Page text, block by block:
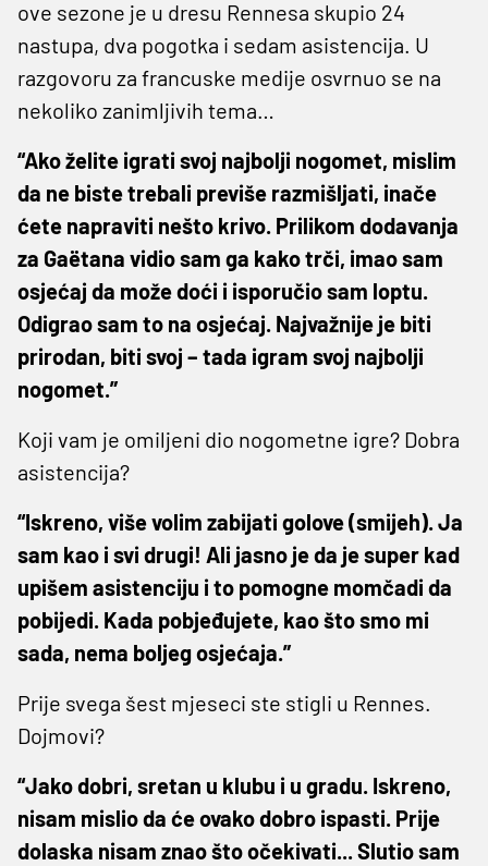
ove sezone je u dresu Rennesa skupio 24
nastupa, dva pogotka i sedam asistencija. U
razgovoru za francuske medije osvrnuo se na
nekoliko zanimljivih tema…
“Ako želite igrati svoj najbolji nogomet, mislim
da ne biste trebali previše razmišljati, inače
ćete napraviti nešto krivo. Prilikom dodavanja
za Gaëtana vidio sam ga kako trči, imao sam
osjećaj da može doći i isporučio sam loptu.
Odigrao sam to na osjećaj. Najvažnije je biti
prirodan, biti svoj – tada igram svoj najbolji
nogomet.”
Koji vam je omiljeni dio nogometne igre? Dobra
asistencija?
“Iskreno, više volim zabijati golove (smijeh). Ja
sam kao i svi drugi! Ali jasno je da je super kad
upišem asistenciju i to pomogne momčadi da
pobijedi. Kada pobjeđujete, kao što smo mi
sada, nema boljeg osjećaja.”
Prije svega šest mjeseci ste stigli u Rennes.
Dojmovi?
“Jako dobri, sretan u klubu i u gradu. Iskreno,
nisam mislio da će ovako dobro ispasti. Prije
dolaska nisam znao što očekivati... Slutio sam